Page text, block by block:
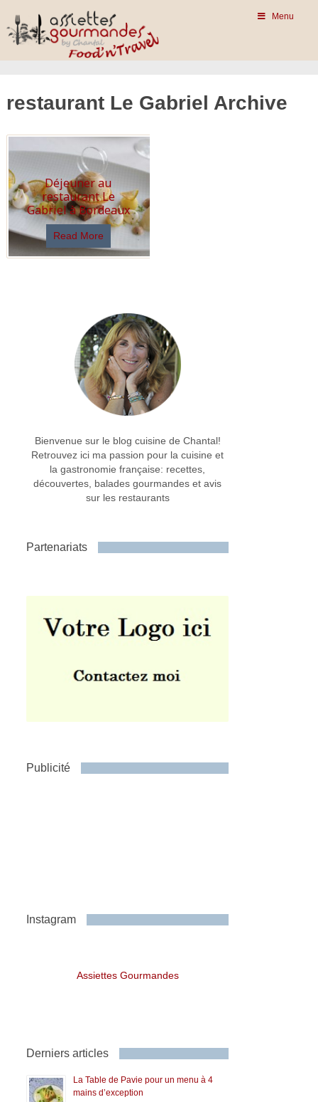
Menu
restaurant Le Gabriel Archive
Déjeuner au
restaurant Le
Gabriel à Bordeaux
Read More
Bienvenue sur le blog cuisine de Chantal!
Retrouvez ici ma passion pour la cuisine et
la gastronomie française: recettes,
découvertes, balades gourmandes et avis
sur les restaurants
Partenariats
Publicité
Instagram
Assiettes Gourmandes
Derniers articles
La Table de Pavie pour un menu à 4
mains d’exception